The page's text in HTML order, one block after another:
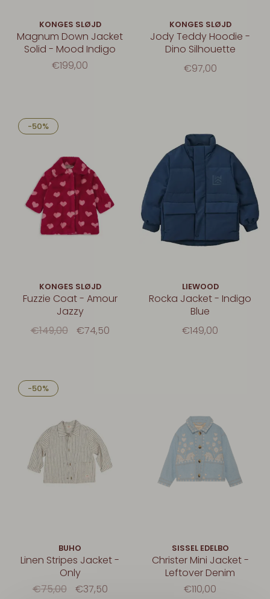
KONGES SLØJD
Magnum Down Jacket
Solid - Mood Indigo
€199,00
KONGES SLØJD
Jody Teddy Hoodie -
Dino Silhouette
€97,00
-50%
KONGES SLØJD
Fuzzie Coat - Amour
Jazzy
€149,00
€74,50
LIEWOOD
Rocka Jacket - Indigo
Blue
€149,00
-50%
BUHO
Linen Stripes Jacket -
Only
€75,00
€37,50
SISSEL EDELBO
Christer Mini Jacket -
Leftover Denim
€110,00